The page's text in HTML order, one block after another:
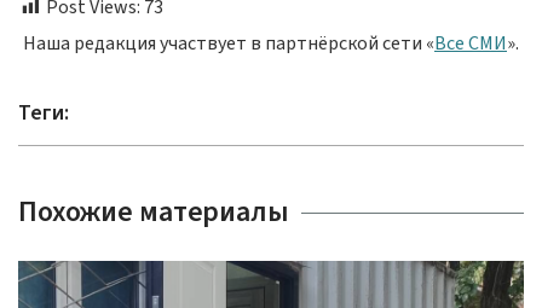
Post Views: 73
Наша редакция участвует в партнёрской сети «Все СМИ».
Теги:
Похожие материалы